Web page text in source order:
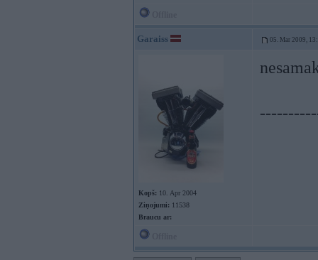
Garaiss 05. Mar 2009,
Kopš: 10. Apr 2004
Ziņojumi: 11538
Braucu ar: